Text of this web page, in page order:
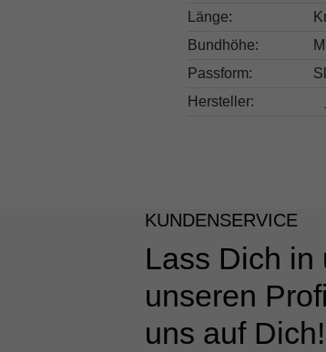
Länge:
Bundhöhe:
Passform:
Hersteller:
KUNDENSERVICE
Lass Dich in
unseren
uns auf Dich!